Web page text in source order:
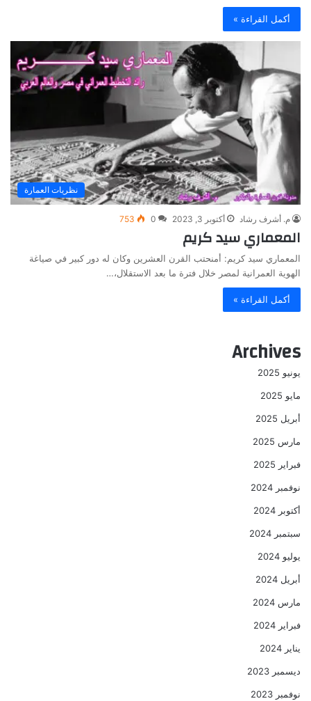
أكمل القراءة »
نظريات العمارة
م. أشرف رشاد أكتوبر 3, 2023 0
753
المعماري سيد كريم
المعماري سيد كريم: أمنحتب القرن العشرين وكان له دور كبير في صياغة
الهوية العمرانية لمصر خلال فترة ما بعد الاستقلال،…
أكمل القراءة »
Archives
يونيو 2025
مايو 2025
أبريل 2025
مارس 2025
فبراير 2025
نوفمبر 2024
أكتوبر 2024
سبتمبر 2024
يوليو 2024
أبريل 2024
مارس 2024
فبراير 2024
يناير 2024
ديسمبر 2023
نوفمبر 2023